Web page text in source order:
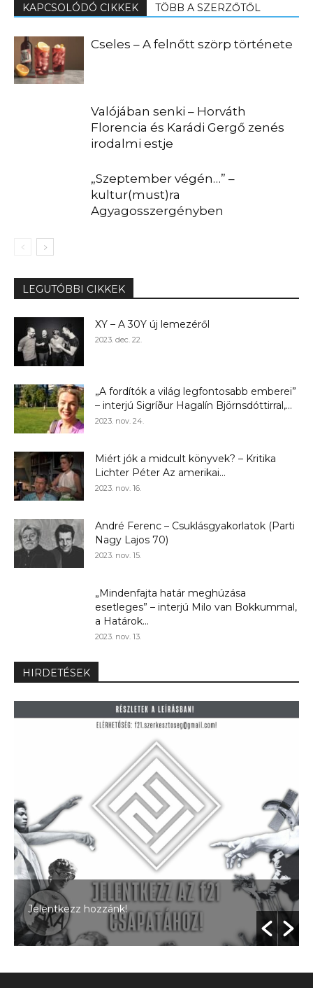
KAPCSOLÓDÓ CIKKEK TÖBB A SZERZŐTŐL
Cseles – A felnőtt szörp története
Valójában senki – Horváth
Florencia és Karádi Gergő zenés
irodalmi estje
„Szeptember végén…” –
kultur(must)ra
Agyagosszergényben
LEGUTÓBBI CIKKEK
XY – A 30Y új lemezéről
2023. dec. 22.
„A fordítók a világ legfontosabb emberei”
– interjú Sigríður Hagalín Björnsdóttirral,...
2023. nov. 24.
Miért jók a midcult könyvek? – Kritika
Lichter Péter Az amerikai...
2023. nov. 16.
André Ferenc – Csuklásgyakorlatok (Parti
Nagy Lajos 70)
2023. nov. 15.
„Mindenfajta határ meghúzása
esetleges” – interjú Milo van Bokkummal,
a Határok...
2023. nov. 13.
HIRDETÉSEK
Jelentkezz hozzánk!